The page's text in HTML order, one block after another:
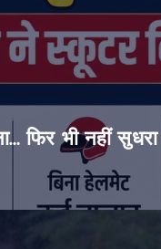
फिर भी नहीं